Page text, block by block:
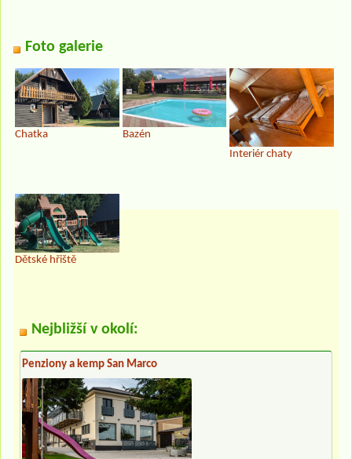
Foto galerie
Chatka
Bazén
Interiér chaty
Dětské hřiště
Nejbližší v okolí:
Penziony a kemp San Marco